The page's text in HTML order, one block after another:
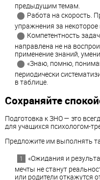
предыдущим темам.
Работа на скорость.
упражнения за некоторое
Компетентность
направлена не на
применение знаний,
«Знаю, помню,
периодически
в таблице.
Сохраняйте
Подготовка к ЗНО — это
для учащихся психологом-
Предложите им выполнять
«Ожидания и
мечты не станут
или родители откажутся